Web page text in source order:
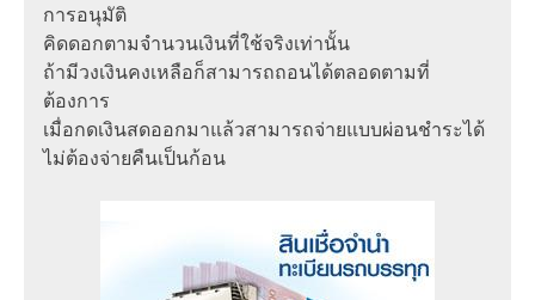
การอนุมัติ
คิดดอกตามจำนวนเงินที่ใช้จริงเท่านั้น
ถ้ามีวงเงินคงเหลือก็สามารถถอนได้ตลอดตามที่
ต้องการ
เมื่อกดเงินสดออกมาแล้วสามารถจ่ายแบบผ่อนชำระได้
ไม่ต้องจ่ายคืนเป็นก้อน